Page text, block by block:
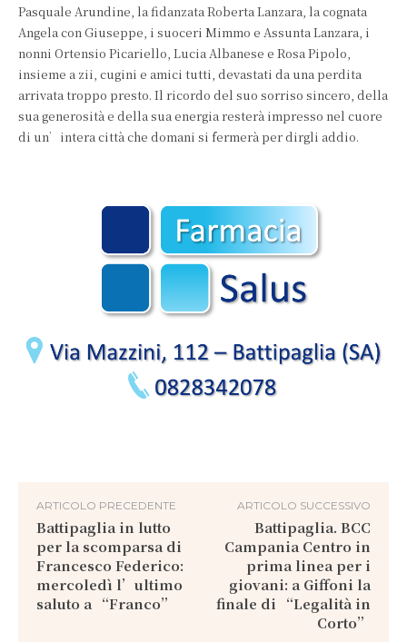
Pasquale Arundine, la fidanzata Roberta Lanzara, la cognata
Angela con Giuseppe, i suoceri Mimmo e Assunta Lanzara, i
nonni Ortensio Picariello, Lucia Albanese e Rosa Pipolo,
insieme a zii, cugini e amici tutti, devastati da una perdita
arrivata troppo presto. Il ricordo del suo sorriso sincero, della
sua generosità e della sua energia resterà impresso nel cuore
di un’intera città che domani si fermerà per dirgli addio.
ARTICOLO PRECEDENTE
Battipaglia in lutto
per la scomparsa di
Francesco Federico:
mercoledì l’ultimo
saluto a “Franco”
ARTICOLO SUCCESSIVO
Battipaglia. BCC
Campania Centro in
prima linea per i
giovani: a Giffoni la
finale di “Legalità in
Corto”